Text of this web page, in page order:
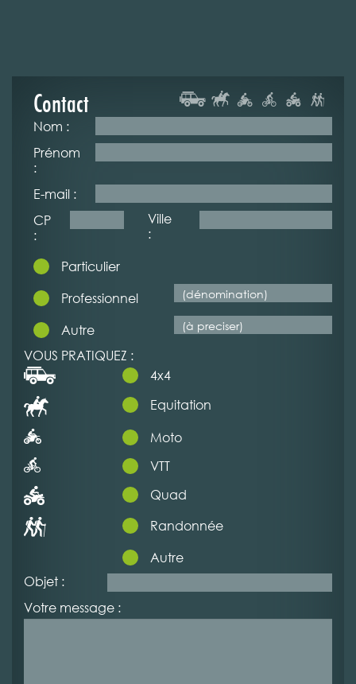
Contact
Nom :
Prénom
:
E-mail :
CP
:
Ville
:
Particulier
Professionnel
Autre
VOUS PRATIQUEZ :
4x4
Equitation
Moto
VTT
Quad
Randonnée
Autre
Objet :
Votre message :